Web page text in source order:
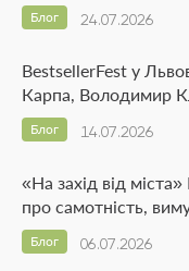
24.07.2026
Блог
BestsellerFest у
Карпа, Володимир
14.07.2026
Блог
«На захід від
про самотність,
06.07.2026
Блог